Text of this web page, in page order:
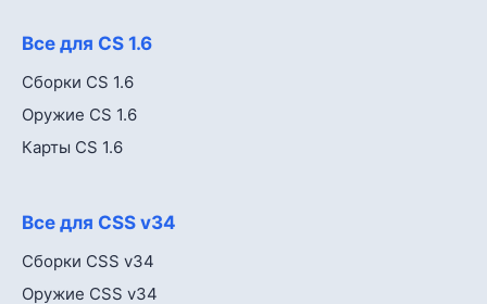
Все для CS 1.6
Сборки CS 1.6
Оружие CS 1.6
Карты CS 1.6
Все для CSS v34
Сборки CSS v34
Оружие CSS v34